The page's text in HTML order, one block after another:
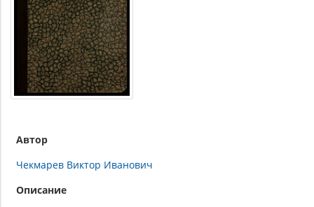
Автор
Чекмарев Виктор Иванович
Описание